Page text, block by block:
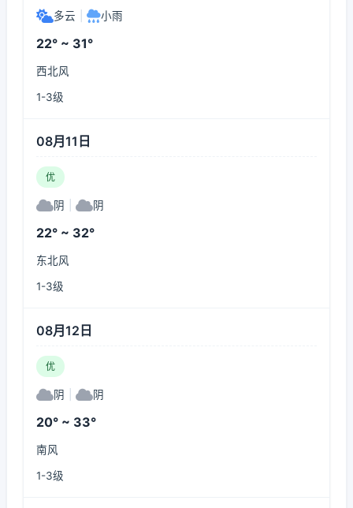
多云 小雨
22° ~ 31°
西北风
1-3级
08月11日
优
阴 阴
22° ~ 32°
东北风
1-3级
08月12日
优
阴 阴
20° ~ 33°
南风
1-3级